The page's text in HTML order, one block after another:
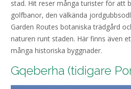
stad. Hit reser många turister för att
golfbanor, den välkända
Garden Routes botaniska trädgård
naturen runt staden. Här finns även
många historiska byggnader.
Gqeberha (tidigare